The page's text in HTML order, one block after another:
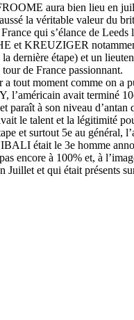
aura bien lieu en
la véritable valeur du
qui s’élance de
et KREUZIGER
étape) et un
de France passionnant.
a tout moment comme on
avait terminé
paraît à son niveau
le talent et la légitimité
et surtout 5e au
était le 3e homme
encore à 100% et, à
et qui était présents